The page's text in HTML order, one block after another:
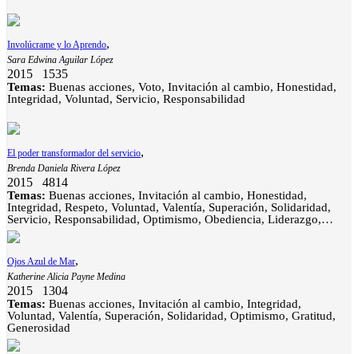
Involúcrame y lo Aprendo,
Sara Edwina Aguilar López
2015 1535
Temas: Buenas acciones, Voto, Invitación al cambio, Honestidad,
Integridad, Voluntad, Servicio, Responsabilidad
El poder transformador del servicio,
Brenda Daniela Rivera López
2015 4814
Temas: Buenas acciones, Invitación al cambio, Honestidad,
Integridad, Respeto, Voluntad, Valentía, Superación, Solidaridad,
Servicio, Responsabilidad, Optimismo, Obediencia, Liderazgo,
Empatía, Valor de la familia
Ojos Azul de Mar,
Katherine Alicia Payne Medina
2015 1304
Temas: Buenas acciones, Invitación al cambio, Integridad,
Voluntad, Valentía, Superación, Solidaridad, Optimismo, Gratitud,
Generosidad